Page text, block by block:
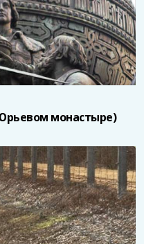
монастыре)